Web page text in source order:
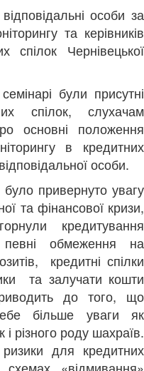
особи за
та керівників
спілок Чернівецької
були присутні
спілок, слухачам
основні положення
в кредитних
особи.
було привернуто увагу
та фінансової кризи,
кредитування
обмеження на
кредитні спілки
та залучати кошти
до того, що
більше уваги як
різного роду шахраїв.
для кредитних